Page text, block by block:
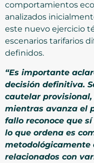
comportamientos
analizados
este nuevo ejercicio
escenarios tarifarios
definidos.
“Es importante
decisión definitiva.
cautelar
mientras avanza el
fallo reconoce que
lo que ordena es
metodológicamente
relacionados con